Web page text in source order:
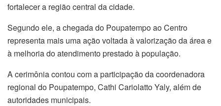
fortalecer a região central da cidade.
Segundo ele, a chegada do Poupatempo ao Centro
representa mais uma ação voltada à valorização da área e
à melhoria do atendimento prestado à população.
A cerimônia contou com a participação da coordenadora
regional do Poupatempo, Cathi Cariolatto Yaly, além de
autoridades municipais.